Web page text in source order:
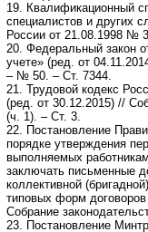
19. Квалификационный
специалистов и других
России от 21.08.1998 №
20. Федеральный закон
учете» (ред. от
– № 50. – Ст. 7344.
21. Трудовой кодекс
(ред. от 30.12.2015) //
(ч. 1). – Ст. 3.
22. Постановление
порядке утверждения
выполняемых
заключать письменные
коллективной
типовых форм
Собрание
23. Постановление